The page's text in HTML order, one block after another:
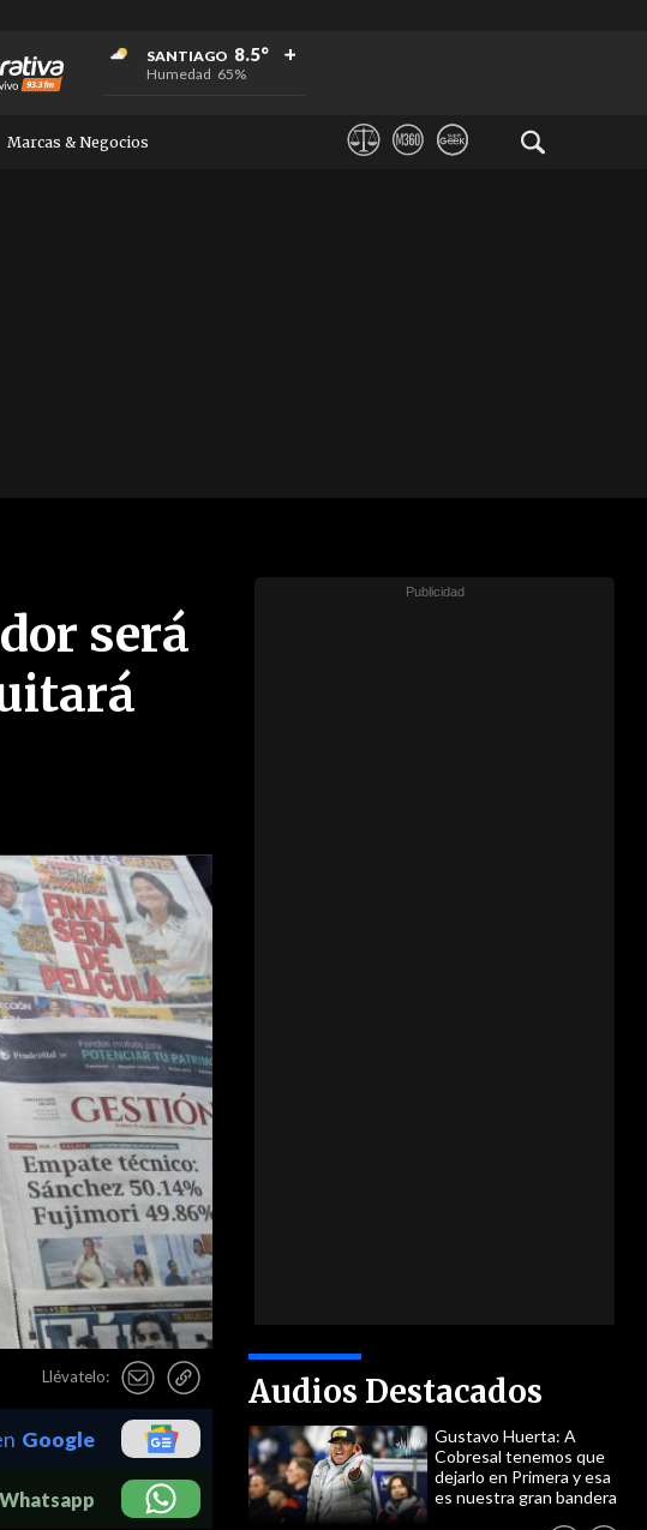
SANTIAGO 8.5°
Humedad 65%
+
+
+
Marcas & Negocios
será
Llévatelo: Audios Destacados
Gustavo Huerta: A
Cobresal tenemos que
dejarlo en Primera y esa
es nuestra gran bandera
Google
Whatsapp